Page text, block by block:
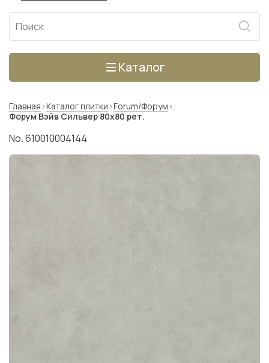
Каталог
Главная Каталог плитки Forum/Форум
Форум Вэйв Сильвер 80x80 рет.
No. 610010004144